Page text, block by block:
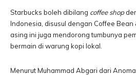
Starbucks boleh dibilang coffee shop
Indonesia, disusul dengan Coffee Bean
asing ini juga mendorong tumbunya
bermain di warung kopi lokal.
Menurut Muhammad Abgari dari